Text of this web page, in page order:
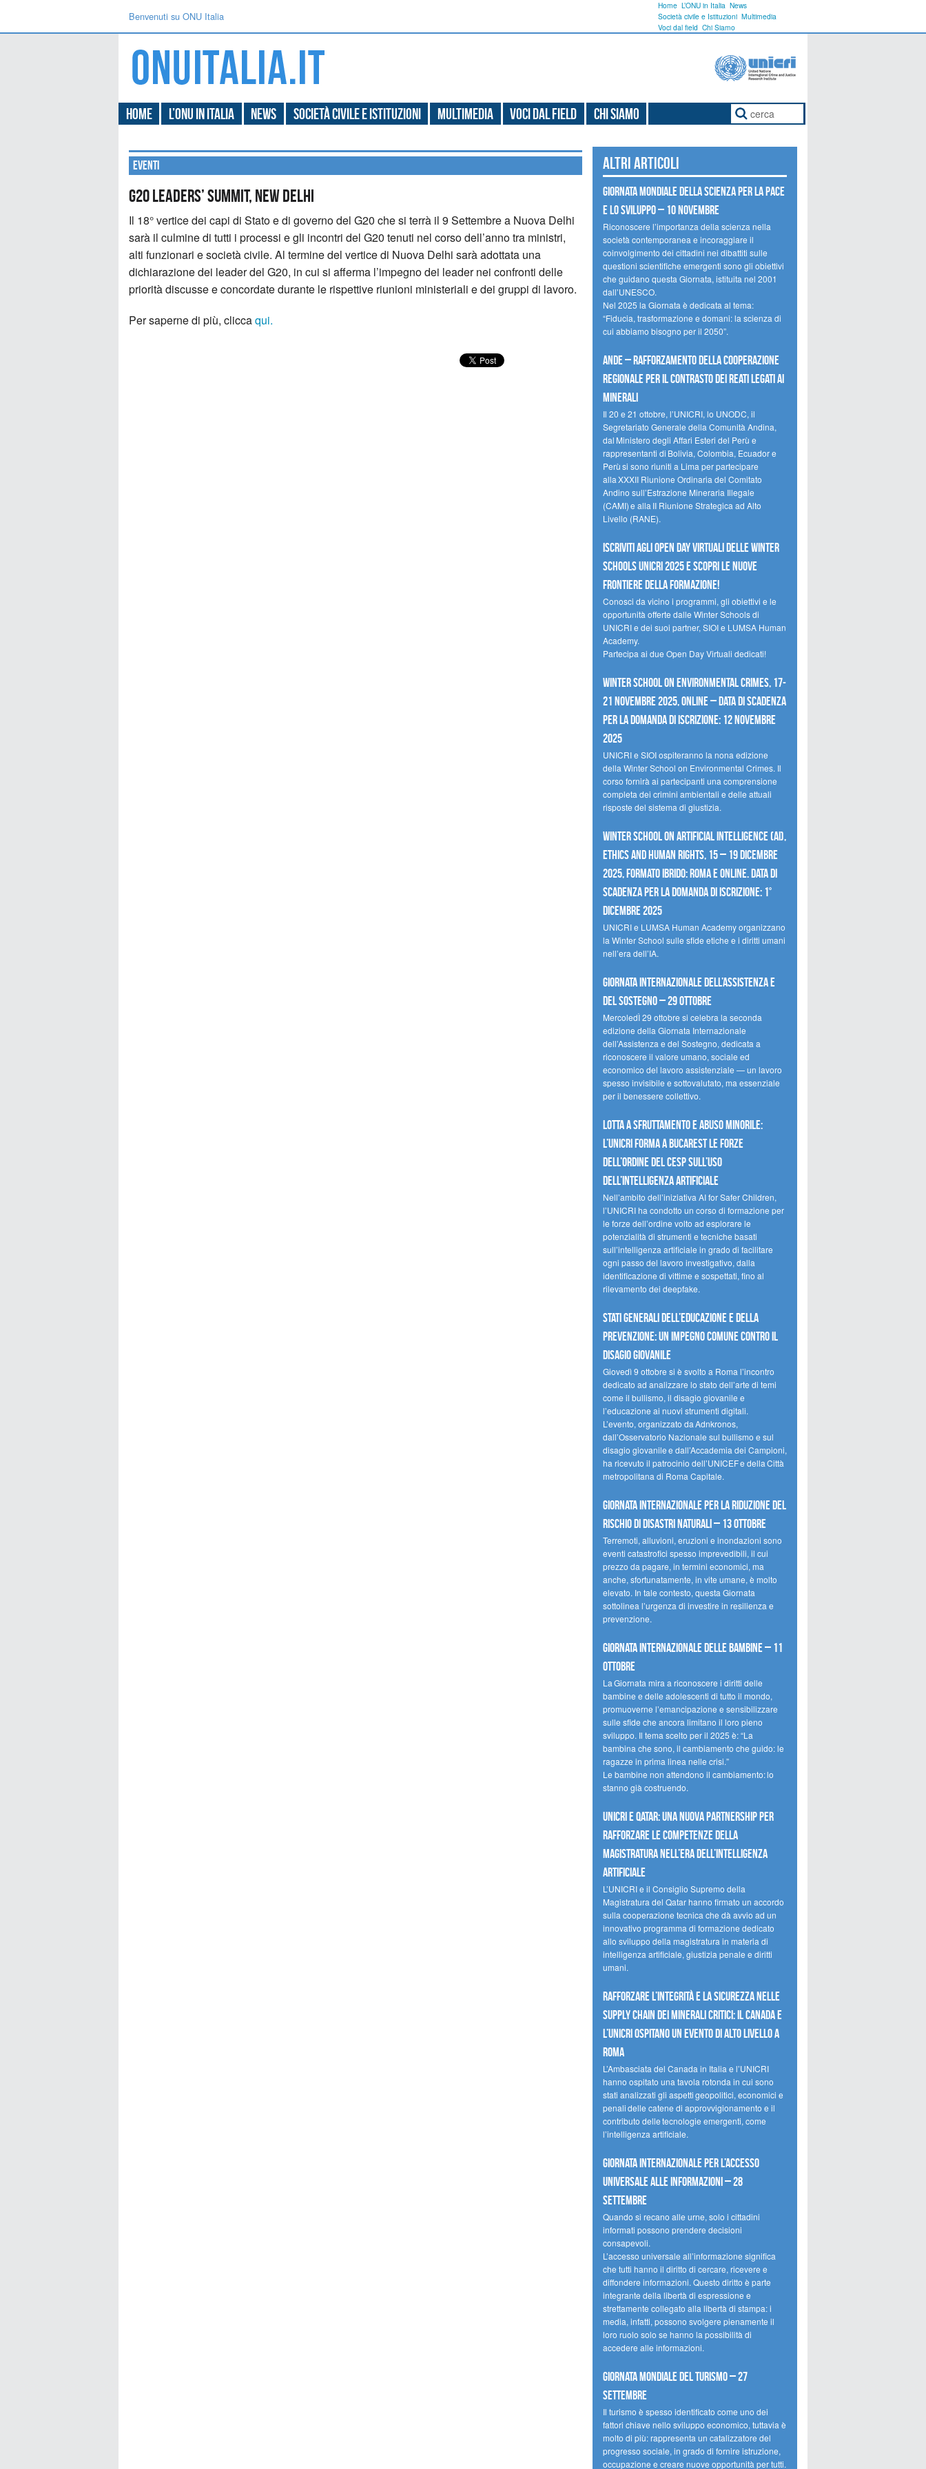
Benvenuti su ONU Italia
Home L’ONU in Italia News
Società civile e Istituzioni Multimedia
Voci dal field Chi Siamo
Home L’ONU in Italia News Società civile e Istituzioni Multimedia Voci dal field Chi Siamo
Eventi
G20 Leaders’ Summit, New Delhi
Il 18° vertice dei capi di Stato e di governo del G20 che si terrà il 9 Settembre a Nuova Delhi
sarà il culmine di tutti i processi e gli incontri del G20 tenuti nel corso dell’anno tra ministri,
alti funzionari e società civile. Al termine del vertice di Nuova Delhi sarà adottata una
dichiarazione dei leader del G20, in cui si afferma l’impegno dei leader nei confronti delle
priorità discusse e concordate durante le rispettive riunioni ministeriali e dei gruppi di lavoro.
Per saperne di più, cliccaqui.
Altri articoli
Giornata mondiale della scienza per la pace
e lo sviluppo – 10 novembre
Riconoscere l’importanza della scienza nella
società contemporanea e incoraggiare il
coinvolgimento dei cittadini nei dibattiti sulle
questioni scientifiche emergenti sono gli obiettivi
che guidano questa Giornata, istituita nel 2001
dall’UNESCO.
Nel 2025 la Giornata è dedicata al tema:
“Fiducia, trasformazione e domani: la scienza di
cui abbiamo bisogno per il 2050”.
Ande – Rafforzamento della cooperazione
regionale per il contrasto dei reati legati ai
minerali
Il 20 e 21 ottobre, l’UNICRI, lo UNODC, il
Segretariato Generale della Comunità Andina,
dal Ministero degli Affari Esteri del Perù e
rappresentanti di Bolivia, Colombia, Ecuador e
Perù si sono riuniti a Lima per partecipare
alla XXXII Riunione Ordinaria del Comitato
Andino sull’Estrazione Mineraria Illegale
(CAMI) e alla II Riunione Strategica ad Alto
Livello (RANE).
Iscriviti agli Open Day Virtuali delle Winter
Schools UNICRI 2025 e scopri le nuove
frontiere della formazione!
Conosci da vicino i programmi, gli obiettivi e le
opportunità offerte dalle Winter Schools di
UNICRI e dei suoi partner, SIOI e LUMSA Human
Academy.
Partecipa ai due Open Day Virtuali dedicati!
Winter School on Environmental Crimes, 17-
21 novembre 2025, Online – Data di scadenza
per la domanda di iscrizione: 12 novembre
2025
UNICRI e SIOI ospiteranno la nona edizione
della Winter School on Environmental Crimes. Il
corso fornirà ai partecipanti una comprensione
completa dei crimini ambientali e delle attuali
risposte del sistema di giustizia.
Winter School on Artificial Intelligence (AI),
Ethics and Human Rights, 15 – 19 dicembre
2025, Formato Ibrido: Roma e online. Data di
scadenza per la domanda di iscrizione: 1°
dicembre 2025
UNICRI e LUMSA Human Academy organizzano
la Winter School sulle sfide etiche e i diritti umani
nell’era dell’IA.
Giornata internazionale dell’assistenza e
del sostegno – 29 ottobre
MercoledÌ 29 ottobre si celebra la seconda
edizione della Giornata Internazionale
dell’Assistenza e del Sostegno, dedicata a
riconoscere il valore umano, sociale ed
economico del lavoro assistenziale — un lavoro
spesso invisibile e sottovalutato, ma essenziale
per il benessere collettivo.
Lotta a sfruttamento e abuso minorile:
l’UNICRI forma a Bucarest le forze
dell’ordine del CESP sull’uso
dell’Intelligenza Artificiale
Nell’ambito dell’iniziativa AI for Safer Children,
l’UNICRI ha condotto un corso di formazione per
le forze dell’ordine volto ad esplorare le
potenzialità di strumenti e tecniche basati
sull’intelligenza artificiale in grado di facilitare
ogni passo del lavoro investigativo, dalla
identificazione di vittime e sospettati, fino al
rilevamento dei deepfake.
Stati Generali dell’Educazione e della
Prevenzione: un impegno comune contro il
disagio giovanile
Giovedì 9 ottobre si è svolto a Roma l’incontro
dedicato ad analizzare lo stato dell’arte di temi
come il bullismo, il disagio giovanile e
l’educazione ai nuovi strumenti digitali.
L’evento, organizzato da Adnkronos,
dall’Osservatorio Nazionale sul bullismo e sul
disagio giovanile e dall’Accademia dei Campioni,
ha ricevuto il patrocinio dell’UNICEF e della Città
metropolitana di Roma Capitale.
Giornata internazionale per la riduzione del
rischio di disastri naturali – 13 ottobre
Terremoti, alluvioni, eruzioni e inondazioni sono
eventi catastrofici spesso imprevedibili, il cui
prezzo da pagare, in termini economici, ma
anche, sfortunatamente, in vite umane, è molto
elevato. In tale contesto, questa Giornata
sottolinea l’urgenza di investire in resilienza e
prevenzione.
Giornata internazionale delle bambine – 11
ottobre
La Giornata mira a riconoscere i diritti delle
bambine e delle adolescenti di tutto il mondo,
promuoverne l’emancipazione e sensibilizzare
sulle sfide che ancora limitano il loro pieno
sviluppo. Il tema scelto per il 2025 è: “La
bambina che sono, il cambiamento che guido: le
ragazze in prima linea nelle crisi.”
Le bambine non attendono il cambiamento: lo
stanno già costruendo.
UNICRI e Qatar: una nuova partnership per
rafforzare le competenze della
magistratura nell’era dell’intelligenza
artificiale
L’UNICRI e il Consiglio Supremo della
Magistratura del Qatar hanno firmato un accordo
sulla cooperazione tecnica che dà avvio ad un
innovativo programma di formazione dedicato
allo sviluppo della magistratura in materia di
intelligenza artificiale, giustizia penale e diritti
umani.
Rafforzare l’integrità e la sicurezza nelle
supply chain dei minerali critici: il Canada e
l’UNICRI ospitano un evento di alto livello a
Roma
L’Ambasciata del Canada in Italia e l’UNICRI
hanno ospitato una tavola rotonda in cui sono
stati analizzati gli aspetti geopolitici, economici e
penali delle catene di approvvigionamento e il
contributo delle tecnologie emergenti, come
l’intelligenza artificiale.
Giornata internazionale per l’accesso
universale alle informazioni – 28
settembre
Quando si recano alle urne, solo i cittadini
informati possono prendere decisioni
consapevoli.
L’accesso universale all’informazione significa
che tutti hanno il diritto di cercare, ricevere e
diffondere informazioni. Questo diritto è parte
integrante della libertà di espressione e
strettamente collegato alla libertà di stampa: i
media, infatti, possono svolgere pienamente il
loro ruolo solo se hanno la possibilità di
accedere alle informazioni.
Giornata mondiale del turismo – 27
settembre
Il turismo è spesso identificato come uno dei
fattori chiave nello sviluppo economico, tuttavia è
molto di più: rappresenta un catalizzatore del
progresso sociale, in grado di fornire istruzione,
occupazione e creare nuove opportunità per tutti.